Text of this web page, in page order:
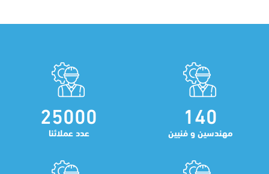
140
مهندسين و فنيين
25000
عدد عملائنا